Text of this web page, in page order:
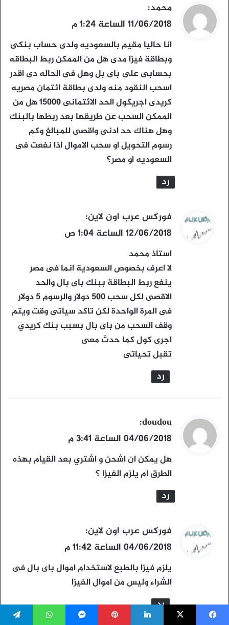
ي
ق
و
ل
محمد:
11/06/2018 الساعة 1:24 م
انا حاليا مقيم بالسعوديه ولدى حساب بنكى
وبطاقة فيزا مدى هل من الممكن ربط البطاقه
بحسابى على باى بل وهل فى الحاله دى اقدر
اسحب النقود منه ولدى بطاقة ائتمان مصريه
كريدى اجريكول الحد الائتمانى 15000 هل من
الممكن السحب عن طريقها بعد ربطها بالبنك
وهل هناك حد ادنى واقصى للمبالغ وكم
رسوم التحويل او سحب الاموال اذا نفعت فى
السعوديه او مصر؟
رد
ي
ق
و
ل
فوركس عرب اون لاين:
12/06/2018 الساعة 1:04 ص
استاذ محمد
لا اعرف بخصوص السعودية انما فى مصر
ينفع ربط البطاقة ببنك باى بال والحد
الاقصى لكل سحب 500 دولار والرسوم 5 دولار
فى المرة الواحدة لكن تاكد سياتى وقت ويتم
وقف السحب من باى بال بسبب بنك كريدي
اجرى كول كما حدث معى
تقبل تحياتى
رد
ي
ق
و
ل
doudou
:
04/06/2018 الساعة 3:41 م
هل يمكن ان اشحن و اشتري بعد القيام بهذه
الطرق ام يلزم الفيزا ؟
رد
ي
ق
و
ل
فوركس عرب اون لاين:
04/06/2018 الساعة 11:42 م
يلزم فيزا بالطبع لاستخدام اموال باى بال فى
الشراء وليس من اموال الفيزا
رد